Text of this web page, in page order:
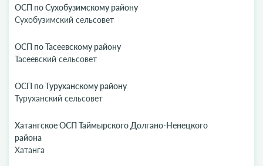
ОСП по Сухобузимскому району
Сухобузимский сельсовет
ОСП по Тасеевскому району
Тасеевский сельсовет
ОСП по Туруханскому району
Туруханский сельсовет
Хатангское ОСП Таймырского Долгано-Ненецкого
района
Хатанга